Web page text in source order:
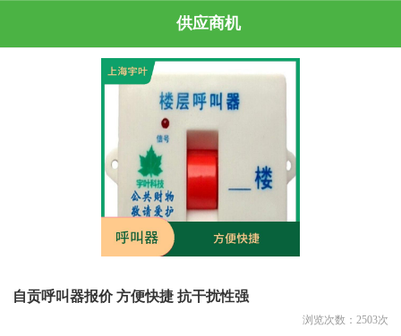
供应商机
自贡呼叫器报价 方便快捷 抗干扰性强
浏览次数： 2503次